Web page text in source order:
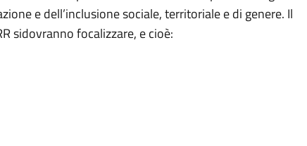
e dell’inclusione sociale, territoriale e di genere. Il
sidovranno focalizzare, e cioè: